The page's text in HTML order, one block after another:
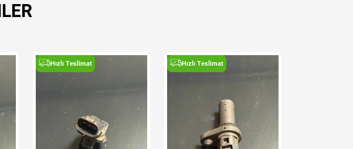
Hızlı Teslimat Hızlı Teslimat